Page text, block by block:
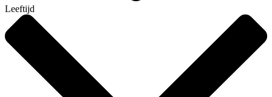
Leeftijd